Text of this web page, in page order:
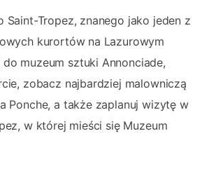
Saint-Tropez, znanego jako jeden z
kurortów na Lazurowym
muzeum sztuki Annonciade,
zobacz najbardziej malowniczą
Ponche, a także zaplanuj wizytę w
w której mieści się Muzeum